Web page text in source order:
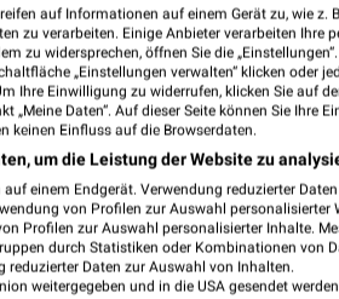
auf Informationen auf einem Gerät zu, wie z.
zu verarbeiten. Einige Anbieter verarbeiten Ihre
zu widersprechen, öffnen Sie die
„Einstellungen verwalten“ klicken oder
Ihre Einwilligung zu widerrufen, klicken Sie auf
„Meine Daten“. Auf dieser Seite können Sie Ihre
keinen Einfluss auf die Browserdaten.
um die Leistung der Website zu
einem Endgerät. Verwendung reduzierter
von Profilen zur Auswahl personalisierter
Profilen zur Auswahl personalisierter Inhalte.
durch Statistiken oder Kombinationen von
reduzierter Daten zur Auswahl von Inhalten.
weitergegeben und in die USA gesendet